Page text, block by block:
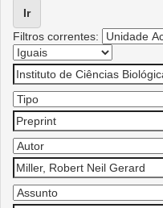
Filtros correntes: